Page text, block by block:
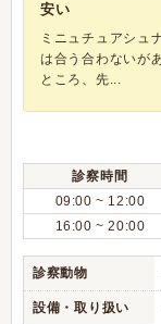
安い
ミニュチュアシュ
は合う合わないが
ところ、先...
診察時間
09:00 ~ 12:00
16:00 ~ 20:00
診察動物
設備・取り扱い